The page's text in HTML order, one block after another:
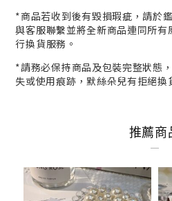
*商品若收到後有毀損瑕疵，請於
與客服聯繫並將全新商品連同所
行換貨服務。
*請務必保持商品及包裝完整狀態
失或使用痕跡，默絲朵兒有拒絕換
推薦商